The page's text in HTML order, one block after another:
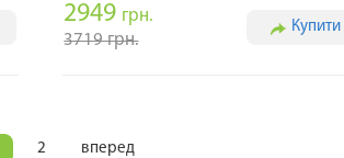
2949 грн.
3719 грн.
Купити
2 вперед